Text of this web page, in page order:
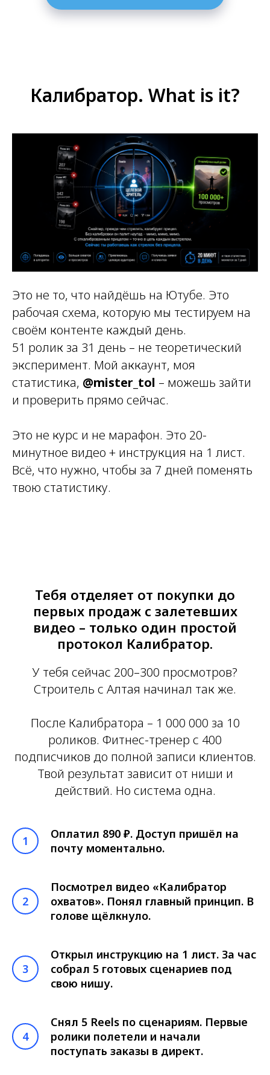
Калибратор. What is it?
Это не то, что найдёшь на Ютубе. Это
рабочая схема, которую мы тестируем на
своём контенте каждый день.
51 ролик за 31 день – не теоретический
эксперимент. Мой аккаунт, моя
статистика, @mister_tol – можешь зайти
и проверить прямо сейчас.
Это не курс и не марафон. Это 20-
минутное видео + инструкция на 1 лист.
Всё, что нужно, чтобы за 7 дней поменять
твою статистику.
Тебя отделяет от покупки до
первых продаж с залетевших
видео – только один простой
протокол Калибратор.
У тебя сейчас 200–300 просмотров?
Строитель с Алтая начинал так же.
После Калибратора – 1 000 000 за 10
роликов. Фитнес-тренер с 400
подписчиков до полной записи клиентов.
Твой результат зависит от ниши и
действий. Но система одна.
Оплатил 890 ₽. Доступ пришёл на
почту моментально.
Посмотрел видео «Калибратор
охватов». Понял главный принцип. В
голове щёлкнуло.
Открыл инструкцию на 1 лист. За час
собрал 5 готовых сценариев под
свою нишу.
Снял 5 Reels по сценариям. Первые
ролики полетели и начали
поступать заказы в директ.